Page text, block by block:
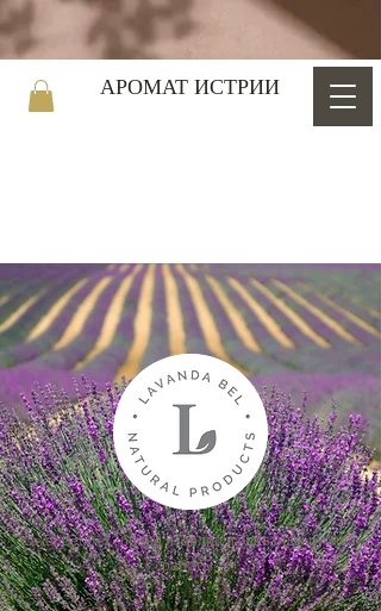
АРОМАТ ИСТРИИ
Lavender Bel - бренд изделий из лаванды ручной
работы.